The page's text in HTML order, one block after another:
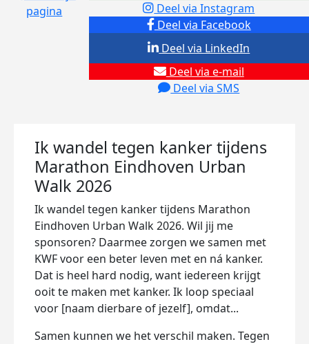
pagina
Deel via Facebook
Deel via Instagram
Deel via e-mail
Deel via SMS
Deel via LinkedIn
Ik wandel tegen kanker tijdens
Marathon Eindhoven Urban
Walk 2026
Ik wandel tegen kanker tijdens Marathon
Eindhoven Urban Walk 2026. Wil jij me
sponsoren? Daarmee zorgen we samen met
KWF voor een beter leven met en ná kanker.
Dat is heel hard nodig, want iedereen krijgt
ooit te maken met kanker. Ik loop speciaal
voor [naam dierbare of jezelf], omdat...
Samen kunnen we het verschil maken. Tegen